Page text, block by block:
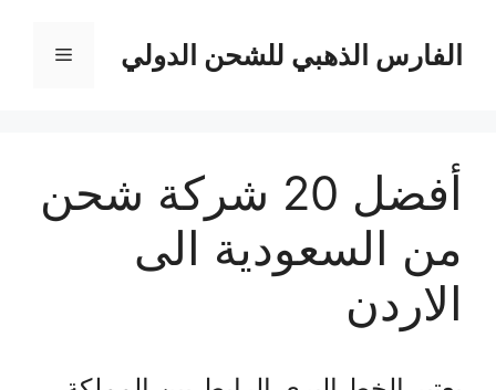
المحتوىالفارس الذهبي للشحن الدولي القائمة
أفضل 20 شركة شحن
من السعودية الى
الاردن